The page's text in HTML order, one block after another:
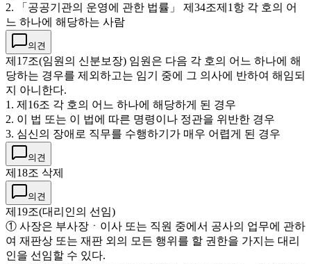
2. 「공공기관의 운영에 관한 법률」 제34조제1항 각 호의 어
느 하나에 해당하는 사람
의견
제17조(임원의 신분보장) 임원은 다음 각 호의 어느 하나에 해
당하는 경우를 제외하고는 임기 중에 그 의사에 반하여 해임되
지 아니한다.
1. 제16조 각 호의 어느 하나에 해당하게 된 경우
2. 이 법 또는 이 법에 따른 명령이나 정관을 위반한 경우
3. 심신의 장애로 직무를 수행하기가 매우 어렵게 된 경우
의견
제18조 삭제
의견
제19조(대리인의 선임)
① 사장은 부사장ㆍ이사 또는 직원 중에서 공사의 업무에 관하
여 재판상 또는 재판 외의 모든 행위를 할 권한을 가지는 대리
인을 선임할 수 있다.